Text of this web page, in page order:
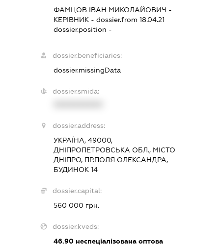
ФАМЦОВ ІВАН МИКОЛАЙОВИЧ -
КЕРІВНИК - dossier.from 18.04.21
dossier.position -
dossier.beneficiaries:
dossier.missingData
dossier.smida:
dossier.address:
УКРАЇНА, 49000,
ДНІПРОПЕТРОВСЬКА ОБЛ., МІСТО
ДНІПРО, ПР.ПОЛЯ ОЛЕКСАНДРА,
БУДИНОК 14
dossier.capital:
560 000 грн.
dossier.kveds:
46.90неспеціалізована оптова